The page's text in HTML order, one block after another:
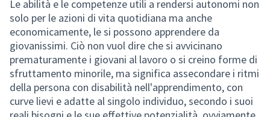
Le abilità e le competenze utili a rendersi autonomi non
solo per le azioni di vita quotidiana ma anche
economicamente, le si possono apprendere da
giovanissimi. Ciò non vuol dire che si avvicinano
prematuramente i giovani al lavoro o si creino forme di
sfruttamento minorile, ma significa assecondare i ritmi
della persona con disabilità nell'apprendimento, con
curve lievi e adatte al singolo individuo, secondo i suoi